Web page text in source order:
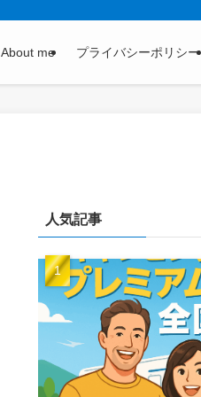
About me プライバシーポリシー
人気記事